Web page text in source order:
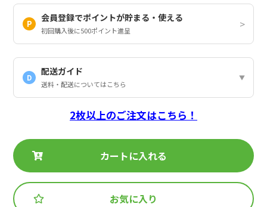
会員登録でポイントが貯まる・使える
初回購入後に500ポイント進呈
D
配送ガイド
送料・配送についてはこちら
2枚以上のご注文はこちら！
カートに入れる
お気に入り